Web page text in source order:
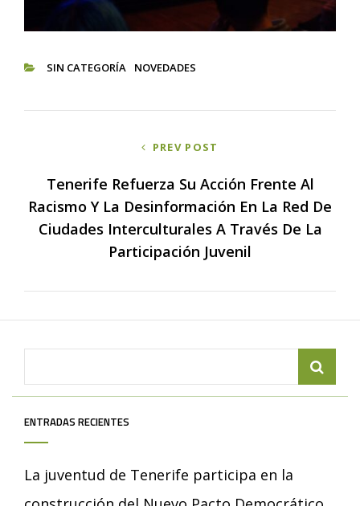
SIN CATEGORÍA NOVEDADES
entradas
PREV POST
Tenerife Refuerza Su Acción Frente Al
Racismo Y La Desinformación En La Red De
Ciudades Interculturales A Través De La
Participación Juvenil
for:
ENTRADAS RECIENTES
La juventud de Tenerife participa en la